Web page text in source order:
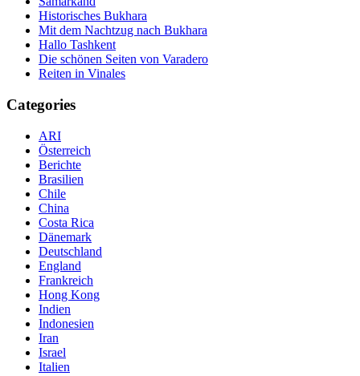
Historisches Bukhara
Mit dem Nachtzug nach Bukhara
Hallo Tashkent
Die schönen Seiten von Varadero
Reiten in Vinales
Categories
ARI
Österreich
Berichte
Brasilien
Chile
China
Costa Rica
Dänemark
Deutschland
England
Frankreich
Hong Kong
Indien
Indonesien
Iran
Israel
Italien